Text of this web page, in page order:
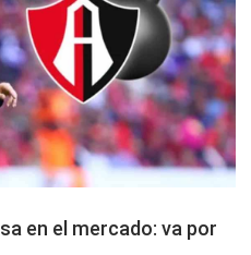
en el mercado: va por